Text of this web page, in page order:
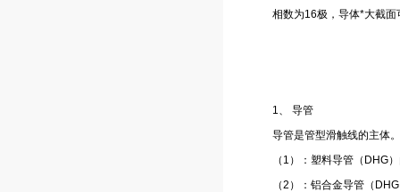
相数为16极，导体*大截
1、 导管
导管是管型滑触线的主体。
（1）：塑料导管（DHG
（2）：铝合金导管（